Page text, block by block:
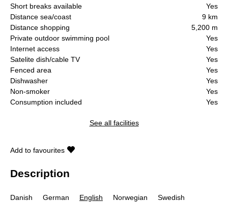
Short breaks available
Yes
Distance sea/coast
9 km
Distance shopping
5,200 m
Private outdoor swimming pool
Yes
Internet access
Yes
Satelite dish/cable TV
Yes
Fenced area
Yes
Dishwasher
Yes
Non-smoker
Yes
Consumption included
Yes
See all facilities
Add to favourites
Description
Danish German English Norwegian
Swedish